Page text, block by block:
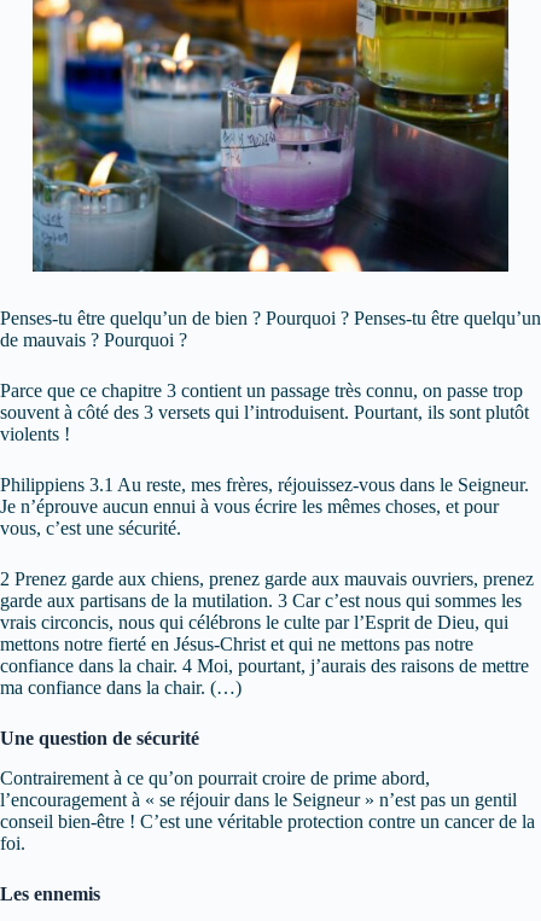
Penses-tu être quelqu’un de bien ? Pourquoi ? Penses-tu être quelqu’un
de mauvais ? Pourquoi ?
Parce que ce chapitre 3 contient un passage très connu, on passe trop
souvent à côté des 3 versets qui l’introduisent. Pourtant, ils sont plutôt
violents !
Philippiens 3.1 Au reste, mes frères, réjouissez-vous dans le Seigneur.
Je n’éprouve aucun ennui à vous écrire les mêmes choses, et pour
vous, c’est une sécurité.
2 Prenez garde aux chiens, prenez garde aux mauvais ouvriers, prenez
garde aux partisans de la mutilation. 3 Car c’est nous qui sommes les
vrais circoncis, nous qui célébrons le culte par l’Esprit de Dieu, qui
mettons notre fierté en Jésus-Christ et qui ne mettons pas notre
confiance dans la chair. 4 Moi, pourtant, j’aurais des raisons de mettre
ma confiance dans la chair. (…)
Une question de sécurité
Contrairement à ce qu’on pourrait croire de prime abord,
l’encouragement à « se réjouir dans le Seigneur » n’est pas un gentil
conseil bien-être ! C’est une véritable protection contre un cancer de la
foi.
Les ennemis